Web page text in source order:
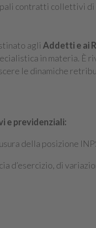
contratti collettivi di
agli Addetti e ai
in materia.
le dinamiche
e previdenziali:
della posizione
d’esercizio, di